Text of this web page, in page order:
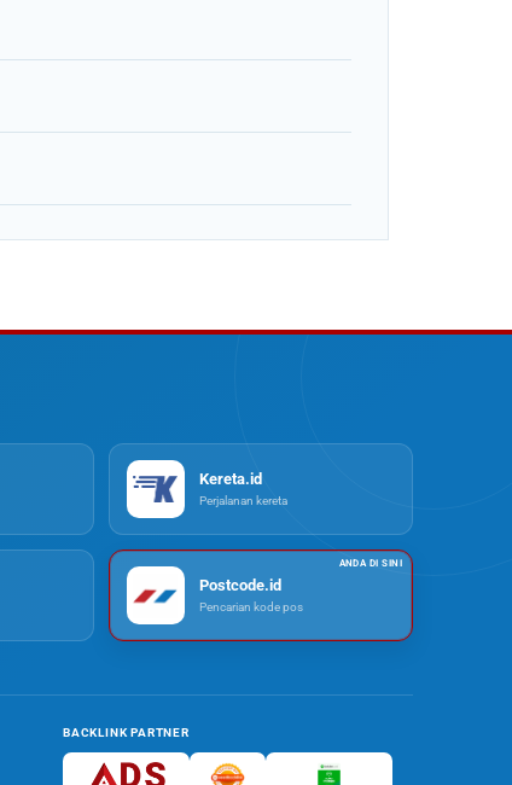
Kereta.id
Perjalanan kereta
Postcode.id
Pencarian kode pos
BACKLINK PARTNER